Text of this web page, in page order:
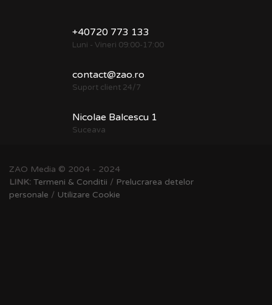
+40720 773 133
Luni - Vineri 09:00-17:00
contact@zao.ro
Suport client 24/7
Nicolae Balcescu 1
Suceava
ZAO Media © 2004 - 2024
LINK: Termeni & Conditii / Prelucrarea detelor
personale / Utilizare Cookie